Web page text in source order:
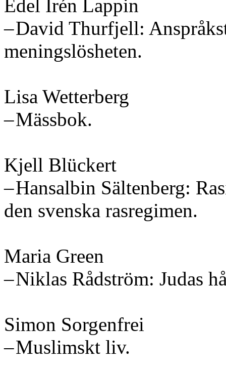
Edel Irén Lappin
– David Thurfjell:
meningslösheten.
Lisa Wetterberg
– Mässbok.
Kjell Blückert
– Hansalbin Sältenberg:
den svenska rasregimen.
Maria Green
– Niklas Rådström: Judas
Simon Sorgenfrei
– Muslimskt liv.